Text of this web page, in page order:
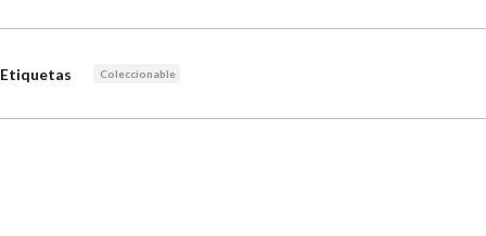
Etiquetas Coleccionable